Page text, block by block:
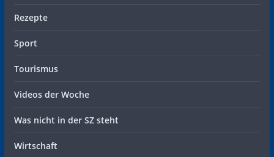
Rezepte
Sport
Tourismus
Videos der Woche
Was nicht in der SZ steht
Wirtschaft